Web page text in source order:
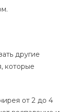
другие
которые
от 2 до 4